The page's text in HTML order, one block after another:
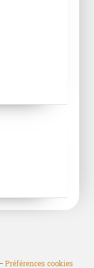
Préférences cookies